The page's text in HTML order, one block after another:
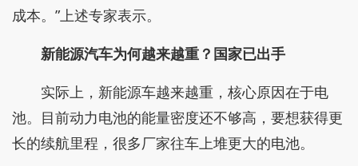
成本。”上述专家表示。
新能源汽车为何越来越重？国家已出手
实际上，新能源车越来越重，核心原因在于电
池。目前动力电池的能量密度还不够高，要想获得更
长的续航里程，很多厂家往车上堆更大的电池。